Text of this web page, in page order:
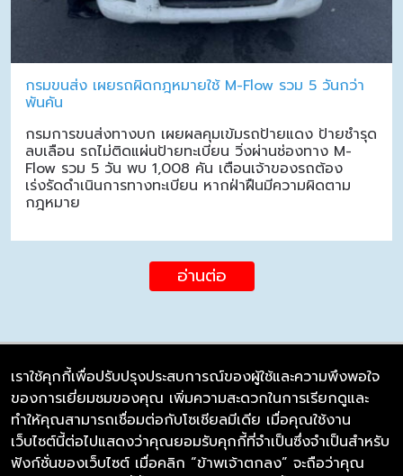
กรมขนส่ง เผยรถผิดกฎหมายใช้ M-Flow รวม 5 วันกว่า
พันคัน
กรมการขนส่งทางบก เผยผลคุมเข้มรถป้ายแดง ป้ายชำรุด
ลบเลือน รถไม่ติดแผ่นป้ายทะเบียน วิ่งผ่านช่องทาง M-
Flow รวม 5 วัน พบ 1,008 คัน เตือนเจ้าของรถต้อง
เร่งรัดดำเนินการทางทะเบียน หากฝ่าฝืนมีความผิดตาม
กฎหมาย
อ่านต่อ
บริษัท ซิมลิงค์ จำกัด
98/226 Bangrakyai-Baanmai Road,
Bangyai, Nonthaburi 11140
เราใช้คุกกี้เพื่อปรับปรุงประสบการณ์ของผู้ใช้และความพึงพอใจ
ของการเยี่ยมชมของคุณ เพิ่มความสะดวกในการเรียกดูและ
ทำให้คุณสามารถเชื่อมต่อกับโซเชียลมีเดีย เมื่อคุณใช้งาน
เว็บไซต์นี้ต่อไปแสดงว่าคุณยอมรับคุกกี้ที่จำเป็นซึ่งจำเป็นสำหรับ
ฟังก์ชั่นของเว็บไซต์ เมื่อคลิก “ข้าพเจ้าตกลง” จะถือว่าคุณ